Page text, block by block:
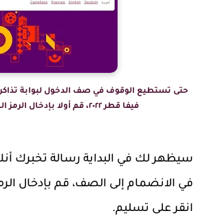
حتى تستطيع الوقوف في صف الدخول لبوابة
فيفا قطر ٢٠٢٢، قم أولا بإدخال الرمز المطلوب.
سيظهر لك في البداية رسالة تخبرك
في الانضمام إلى الصف، قم بإدخال
انقر على تسليم.